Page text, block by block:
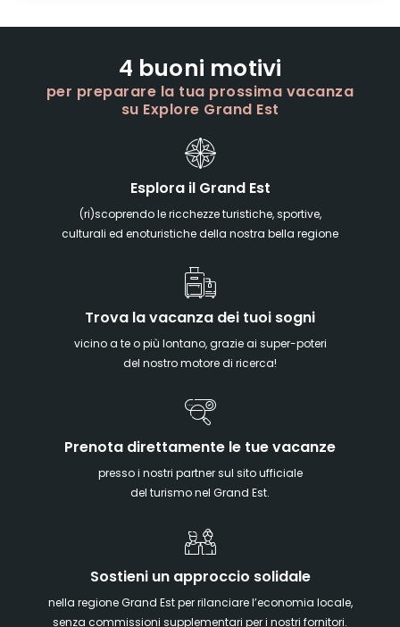
4 buoni motivi
per preparare la tua prossima vacanza
su Explore Grand Est
Esplora il Grand Est
(ri)scoprendo le ricchezze turistiche, sportive,
culturali ed enoturistiche della nostra bella regione
Trova la vacanza dei tuoi sogni
vicino a te o più lontano, grazie ai super-poteri
del nostro motore di ricerca!
Prenota direttamente le tue vacanze
presso i nostri partner sul sito ufficiale
del turismo nel Grand Est.
Sostieni un approccio solidale
nella regione Grand Est per rilanciare l’economia locale,
senza commissioni supplementari per i nostri fornitori.